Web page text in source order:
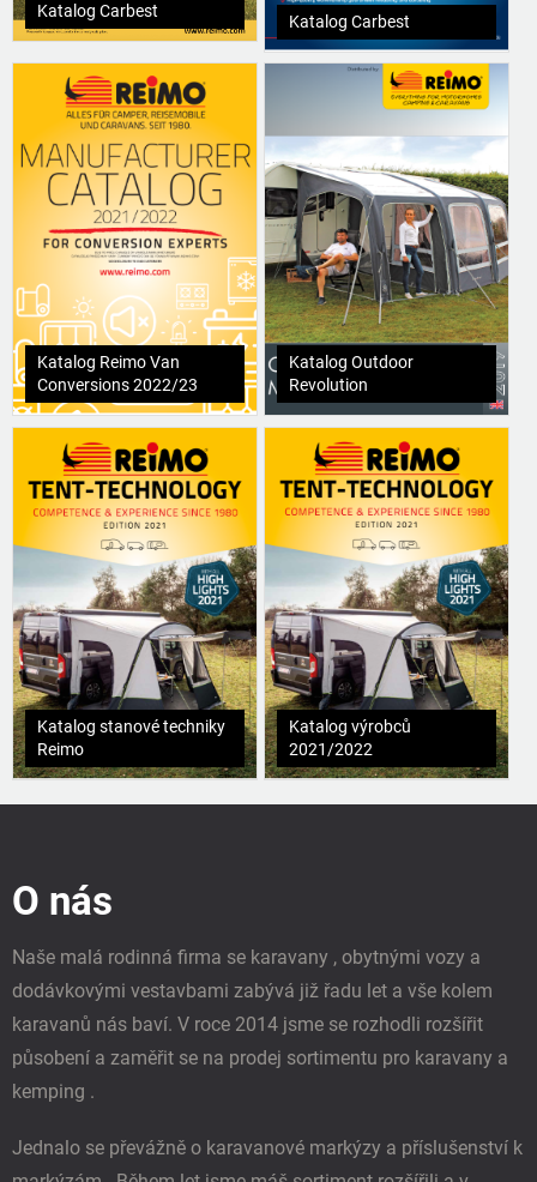
Katalog Carbest
Katalog Carbest
Katalog Reimo Van
Conversions 2022/23
Katalog Outdoor
Revolution
Katalog stanové techniky
Reimo
Katalog výrobců
2021/2022
O nás
Naše malá rodinná firma se karavany , obytnými vozy a
dodávkovými vestavbami zabývá již řadu let a vše kolem
karavanů nás baví. V roce 2014 jsme se rozhodli rozšířit
působení a zaměřit se na prodej sortimentu pro karavany a
kemping .
Jednalo se převážně o karavanové markýzy a příslušenství k